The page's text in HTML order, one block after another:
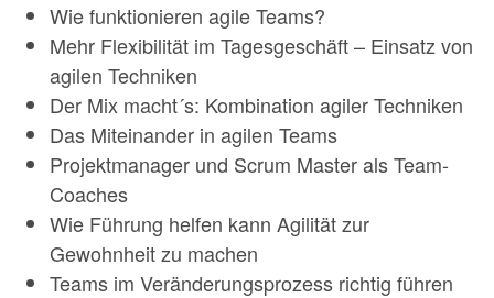
Wie funktionieren agile Teams?
Mehr Flexibilität im Tagesgeschäft – Einsatz von
agilen Techniken
Der Mix macht´s: Kombination agiler Techniken
Das Miteinander in agilen Teams
Projektmanager und Scrum Master als Team-
Coaches
Wie Führung helfen kann Agilität zur
Gewohnheit zu machen
Teams im Veränderungsprozess richtig führen